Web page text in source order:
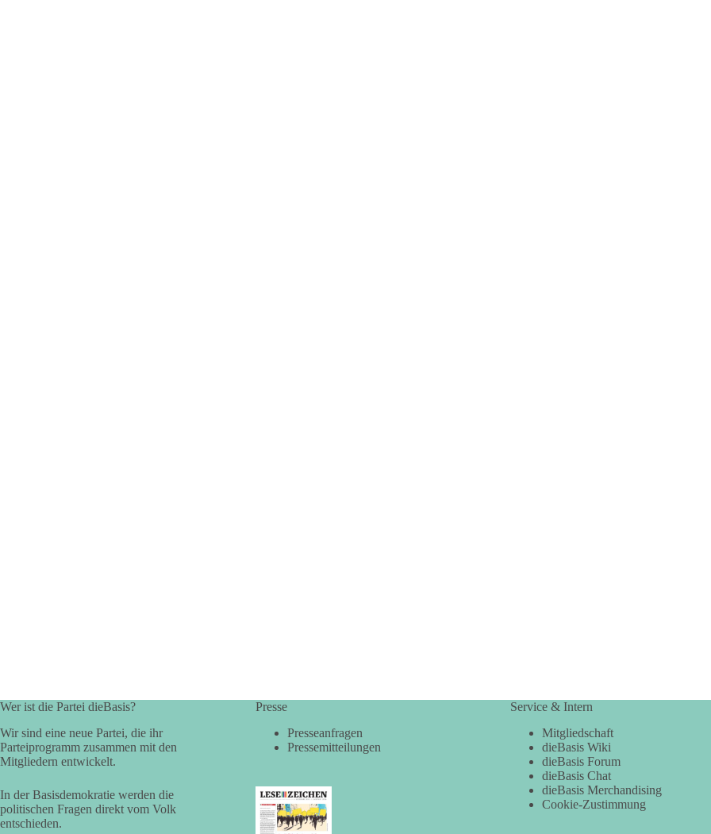
Wer ist die Partei dieBasis?
Wir sind eine neue Partei, die ihr
Parteiprogramm zusammen mit den
Mitgliedern entwickelt.
In der Basisdemokratie werden die
politischen Fragen direkt vom Volk
entschieden.
Presse
Presseanfragen
Pressemitteilungen
Service & Intern
Mitgliedschaft
dieBasis Wiki
dieBasis Forum
dieBasis Chat
dieBasis Merchandising
Cookie-Zustimmung